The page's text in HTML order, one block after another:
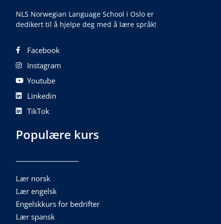
NLS Norwegian Language School i Oslo er
dedikert til å hjelpe deg med å lære språk!
Facebook
Instagram
Youtube
Linkedin
TikTok
Populære kurs
Lær norsk
Lær engelsk
Engelskkurs for bedrifter
Lær spansk